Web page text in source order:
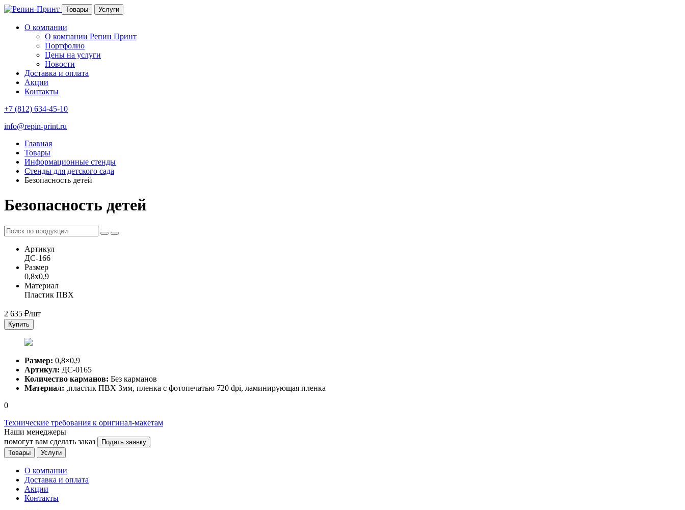
Товары Услуги
О компании
О компании Репин Принт
Портфолио
Цены на услуги
Новости
Доставка и оплата
Акции
Контакты
+7 (812) 634-45-10
info@repin-print.ru
Главная
Товары
Информационные стенды
Стенды для детского сада
Безопасность детей
Безопасность детей
Артикул
ДС-166
Размер
0,8x0,9
Материал
Пластик ПВХ
2 635 ₽/шт
Купить
Размер: 0,8×0,9
Артикул: ДС-0165
Количество карманов: Без карманов
Материал: ,пластик ПВХ 3мм, пленка с фотопечатью 720 dpi, ламинирующая пленка
0
Технические требования к оригинал-макетам
Наши менеджеры
помогут вам сделать заказ
Подать заявку
Товары
Услуги
О компании
Доставка и оплата
Акции
Контакты